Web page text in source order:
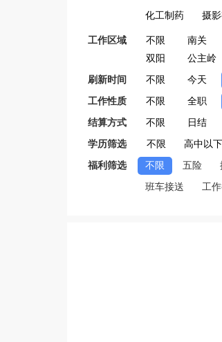
化工制药 摄
工作区域 不限 南关
双阳
公主岭
刷新时间 不限 今天
工作性质 不限 全职
结算方式 不限 日结
学历筛选 不限 高中以下
福利筛选 不限 五险
班车接送 工